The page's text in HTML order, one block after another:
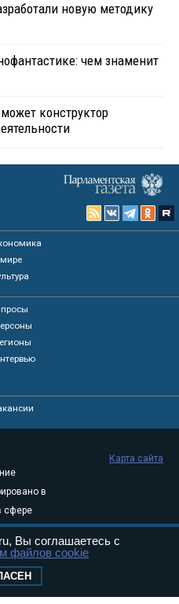
новую методику
чем знаменит
конструктор
в
сфере
и
05
ФС77-
Карта сайта
Вы соглашаетесь с
файлов cookie